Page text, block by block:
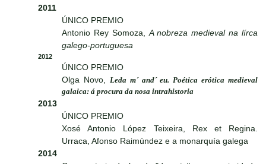
2011
ÚNICO PREMIO
Antonio Rey Somoza,A nobreza medieval na lírca
galego-portuguesa
2012
ÚNICO PREMIO
Olga Novo, Leda m´ and´ eu. Poética erótica medieval
galaica: á procura da nosa intrahistoria
2013
ÚNICO PREMIO
Xosé Antonio López Teixeira, Rex et Regina.
Urraca, Afonso Raimúndez e a monarquía galega
2014